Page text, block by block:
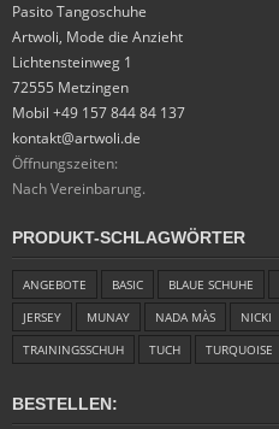
Pasito Tangoschuhe
Artwoli, Mode die Anzieht
Lichtensteinweg 1
72555 Metzingen
Mobil +49 157 844 84 137
kontakt@artwoli.de
Öffnungszeiten:
Nach Vereinbarung.
PRODUKT-SCHLAGWÖRTER
ANGEBOTE BASIC BLAUE SCHUHE
JERSEY
MUNAY NADA MÀS NICKI
TRAININGSSCHUH
TUCH TURQUOISE
BESTELLEN: